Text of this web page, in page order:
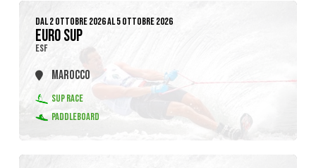
DAL 2 OTTOBRE 2026 AL 5 OTTOBRE 2026
EURO SUP
ESF
MAROCCO
SUP RACE
PADDLEBOARD